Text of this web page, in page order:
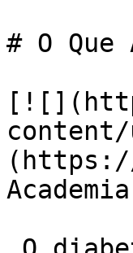
# O Que
content/
(https://